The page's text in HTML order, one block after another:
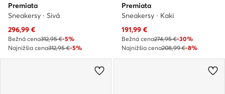
Premiata
Sneakersy · Sivá
Aktuálna cena
296,99 €
Bežná cena312,95 €-5%
Najnižšia cena312,95 €-5%
Premiata
Sneakersy · Kaki
Aktuálna cena
191,99 €
Bežná cena274,95 €-30%
Najnižšia cena208,99 €-8%